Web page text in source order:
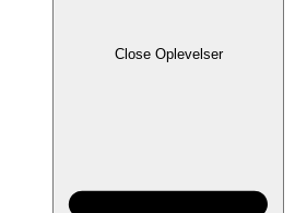
Close Oplevelser